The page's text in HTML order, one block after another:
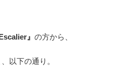
』 の方から、
以下の通り。